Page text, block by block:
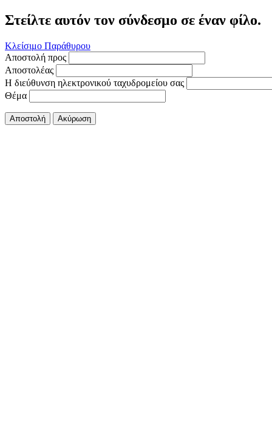
Στείλτε αυτόν τον σύνδεσμο σε έναν φίλο.
Κλείσιμο Παράθυρου
Αποστολή προς
Αποστολέας
Η διεύθυνση ηλεκτρονικού ταχυδρομείου σας
Θέμα
Αποστολή Ακύρωση